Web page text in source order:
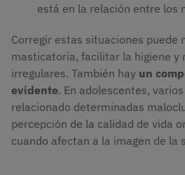
está en la relación entre los
Corregir estas situaciones puede
masticatoria, facilitar la higiene y
irregulares. También hay un
evidente. En adolescentes,
relacionado determinadas
percepción de la calidad de vida
cuando afectan a la imagen de la